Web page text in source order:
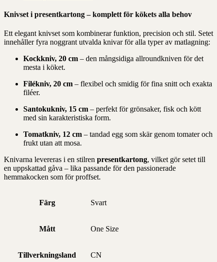
Knivset i presentkartong – komplett för kökets alla behov
Ett elegant knivset som kombinerar funktion, precision och stil. Setet
innehåller fyra noggrant utvalda knivar för alla typer av matlagning:
Kockkniv, 20 cm – den mångsidiga allroundkniven för det
mesta i köket.
Filékniv, 20 cm – flexibel och smidig för fina snitt och exakta
filéer.
Santokukniv, 15 cm – perfekt för grönsaker, fisk och kött
med sin karakteristiska form.
Tomatkniv, 12 cm – tandad egg som skär genom tomater och
frukt utan att mosa.
Knivarna levereras i en stilren presentkartong, vilket gör setet till
en uppskattad gåva – lika passande för den passionerade
hemmakocken som för proffset.
Färg Svart
Mått One Size
Tillverkningsland CN